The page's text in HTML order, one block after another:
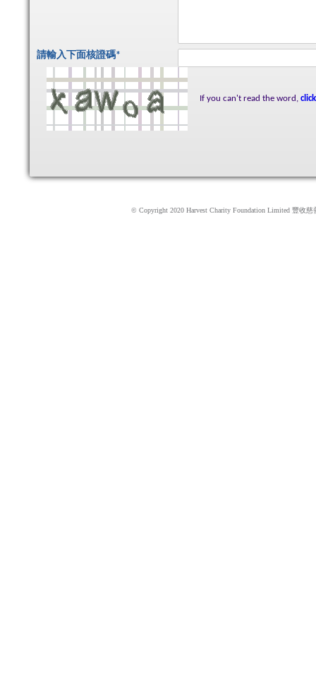
請輸入下面核證碼*
If you can't read the word,
© Copyright 2020 Harvest Charity Foundation Limited 豐收